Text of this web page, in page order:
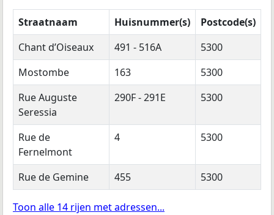
Straatnaam Huisnummer(s)
Postcode(s)
Chant d’Oiseaux
491 - 516A
5300
Mostombe
163
5300
Rue Auguste
Seressia
290F - 291E 5300
Rue de
Fernelmont
4 5300
Rue de Gemine 455 5300
Toon alle 14 rijen met adressen...